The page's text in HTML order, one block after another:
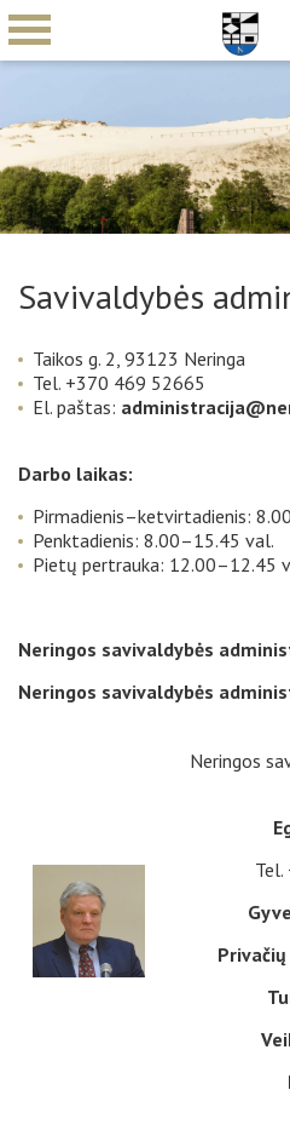
Savivaldybės
Taikos g. 2, 93123 Neringa
Tel. +370 469 52665
El. paštas:
Darbo laikas:
Pirmadienis–ketvirtadienis:
Penktadienis: 8.00–15.45 val.
Pietų pertrauka: 12.00–12.45
Neringos savivaldybės
Neringos savivaldybės
Neringos